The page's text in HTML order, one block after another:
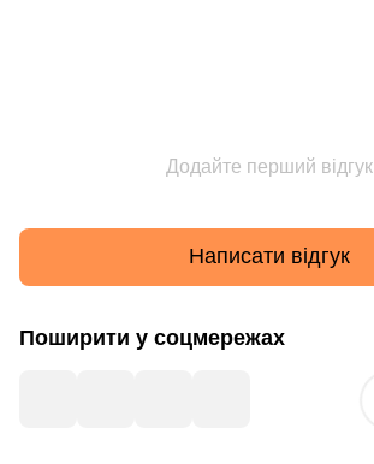
Додайте перший відгук
Написати відгук
Поширити у соцмережах